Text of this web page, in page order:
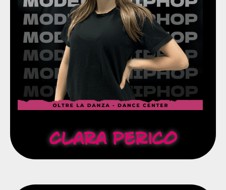
Clara Perico
Modern & Hip Hop
Studia danza moderna dai 5 anni, fino ad arrivare a
tutte le sfaccettature dell' hip hop che ora insegna.
Vince premi in concorsi nazionali ed internazionali
tenendosi aggiornata con insegnanti di alto livello
quali Davide Attuati, Cristina Longano, Cesare